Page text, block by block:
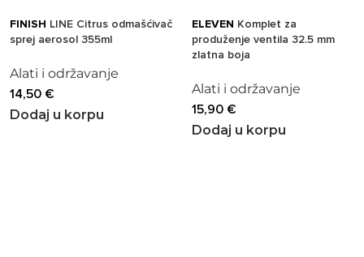
FINISH LINE Citrus odmašćivač
sprej aerosol 355ml
Alati i održavanje
14,50 €
Dodaj u korpu
ELEVEN Komplet za
produženje ventila 32.5 mm
zlatna boja
Alati i održavanje
15,90 €
Dodaj u korpu